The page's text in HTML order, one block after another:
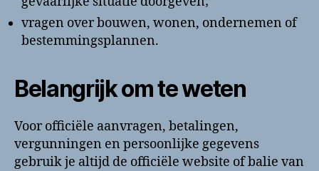
vragen over bouwen, wonen, ondernemen of
bestemmingsplannen.
Belangrijk om te weten
Voor officiële aanvragen, betalingen,
vergunningen en persoonlijke gegevens
gebruik je altijd de officiële website of balie van